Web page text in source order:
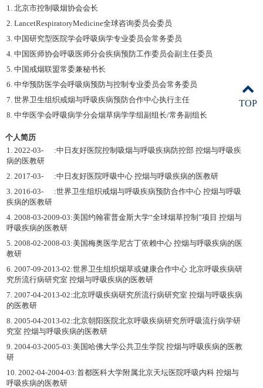
1. 北京市控制吸烟协会会长
2. LancetRespiratoryMedicine全球咨询委员会委员
3. 中国研究型医院学会呼吸病学专业委员会常务委员
4. 中国医师协会呼吸医师分会疾病预防工作委员会副主任委员
5. 中国戒烟联盟常委兼秘书长
6. 中华预防医学会呼吸病预防与控制专业委员会常务委员
7. 世界卫生组织戒烟与呼吸疾病预防合作中心执行主任
8. 中华医学会呼吸病学分会烟草病学学组副组长/常务副组长
个人简历
1. 2022-03- :中日友好医院控制吸烟与呼吸疾病防控部 控烟与呼吸疾
病的医教研
2. 2017-03- :中日友好医院呼吸中心 控烟与呼吸疾病的医教研
3. 2016-03- :世界卫生组织戒烟与呼吸疾病预防合作中心 控烟与呼吸
疾病的医教研
4. 2008-03-2009-03:美国约翰霍普金斯大学“全球烟草控制”项目 控烟与
呼吸疾病的医教研
5. 2008-02-2008-03:美国梅奥医学尼古丁依赖中心 控烟与呼吸疾病的医
教研
6. 2007-09-2013-02:世界卫生组织烟草或健康合作中心 北京呼吸疾病研
究所流行病研究室 控烟与呼吸疾病的医教研
7. 2007-04-2013-02:北京呼吸疾病研究所流行病研究室 控烟与呼吸疾病
的医教研
8. 2005-04-2013-02:北京朝阳医院北京呼吸疾病研究所呼吸流行病学研
究室 控烟与呼吸疾病的医教研
9. 2004-03-2005-03:美国哈佛大学公共卫生学院 控烟与呼吸疾病的医教
研
10. 2002-04-2004-03:首都医科大学附属北京天坛医院呼吸内科 控烟与
呼吸疾病的医教研
TOP